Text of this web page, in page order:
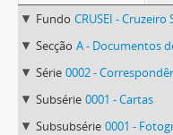
Fundo CRUSEI - Cruzeiro
Secção A - Documentos
Série 0002 -
Subsérie 0001 - Cartas
Subsubsérie 0001 -